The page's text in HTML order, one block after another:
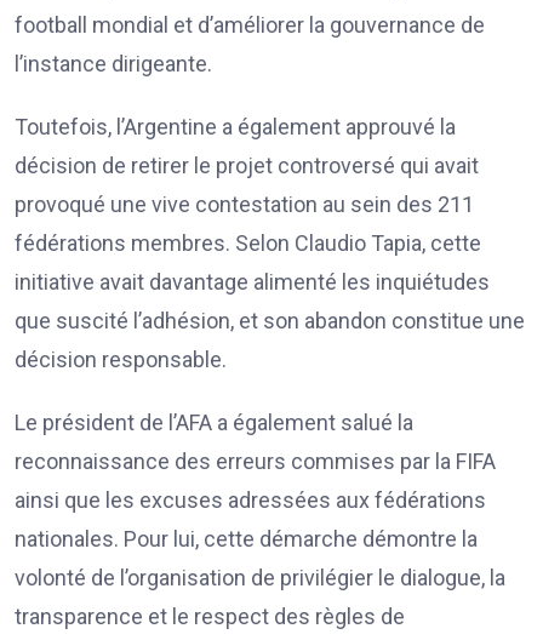
football mondial et d’améliorer la gouvernance de
l’instance dirigeante.
Toutefois, l’Argentine a également approuvé la
décision de retirer le projet controversé qui avait
provoqué une vive contestation au sein des 211
fédérations membres. Selon Claudio Tapia, cette
initiative avait davantage alimenté les inquiétudes
que suscité l’adhésion, et son abandon constitue une
décision responsable.
Le président de l’AFA a également salué la
reconnaissance des erreurs commises par la FIFA
ainsi que les excuses adressées aux fédérations
nationales. Pour lui, cette démarche démontre la
volonté de l’organisation de privilégier le dialogue, la
transparence et le respect des règles de